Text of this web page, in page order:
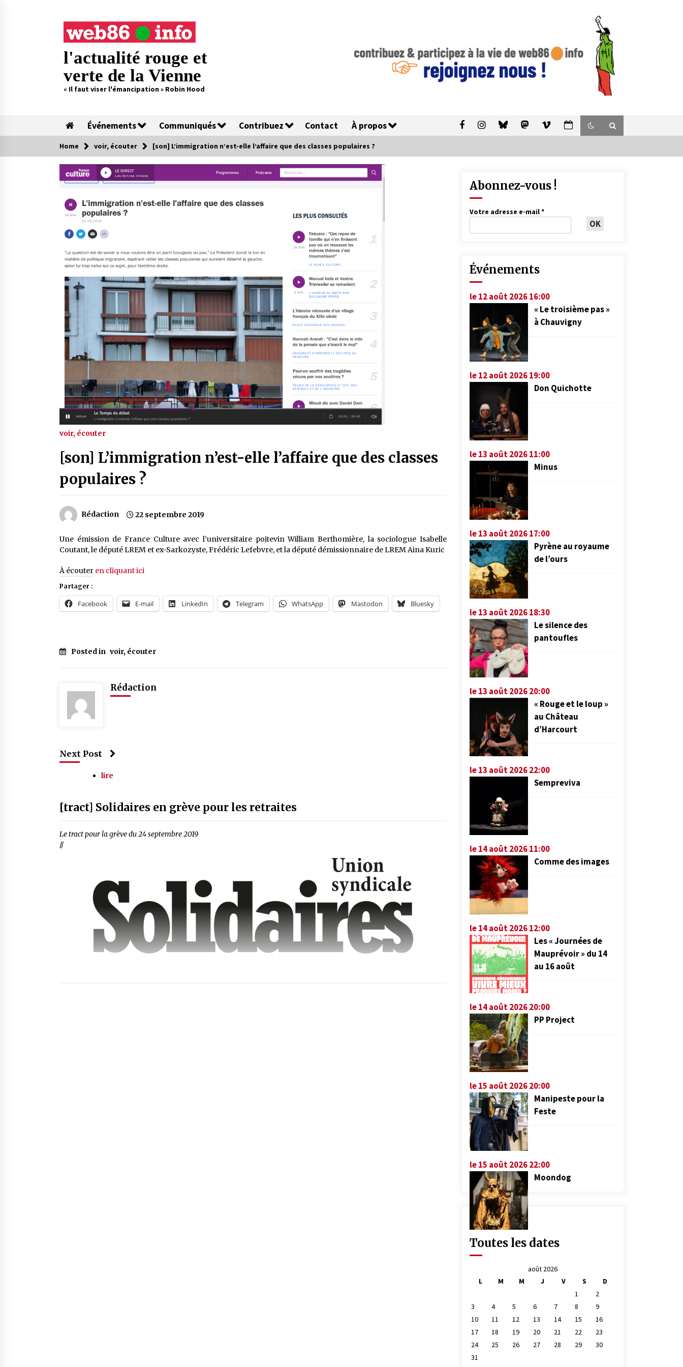
l'actualité rouge et
verte de la Vienne
« Il faut viser l'émancipation » Robin Hood
Événements Communiqués Contribuez Contact À propos
Home voir, écouter [son] L’immigration n’est-elle l’affaire que des classes populaires ?
voir, écouter
[son] L’immigration n’est-elle l’affaire que des classes
populaires ?
Rédaction 22 septembre 2019
Une émission de France Culture avec l’universitaire poitevin William Berthomière, la sociologue Isabelle
Coutant, le député LREM et ex-Sarkozyste, Frédéric Lefebvre, et la député démissionnaire de LREM Aina Kuric
À écouter en cliquant ici
Partager :
Facebook E-mail LinkedIn Telegram WhatsApp Mastodon Bluesky
Posted in voir, écouter
Rédaction
Next Post
lire
[tract] Solidaires en grève pour les retraites
Le tract pour la grève du 24 septembre 2019
//
Abonnez-vous !
Votre adresse e-mail*
Événements
le 12 août 2026 16:00
« Le troisième pas »
à Chauvigny
le 12 août 2026 19:00
Don Quichotte
le 13 août 2026 11:00
Minus
le 13 août 2026 17:00
Pyrène au royaume
de l’ours
le 13 août 2026 18:30
Le silence des
pantoufles
le 13 août 2026 20:00
« Rouge et le loup »
au Château
d’Harcourt
le 13 août 2026 22:00
Sempreviva
le 14 août 2026 11:00
Comme des images
le 14 août 2026 12:00
Les « Journées de
Mauprévoir » du 14
au 16 août
le 14 août 2026 20:00
PP Project
le 15 août 2026 20:00
Manipeste pour la
Feste
le 15 août 2026 22:00
Moondog
Toutes les dates
août 2026
L
M M J V S
D
1
2
3
4 5 6 7 8
9
10
11 12 13 14 15
16
17
18 19 20 21 22
23
24
25 26 27 28 29
30
31